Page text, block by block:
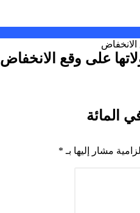
على وقع الانخفاض
مشار إليها بـ *